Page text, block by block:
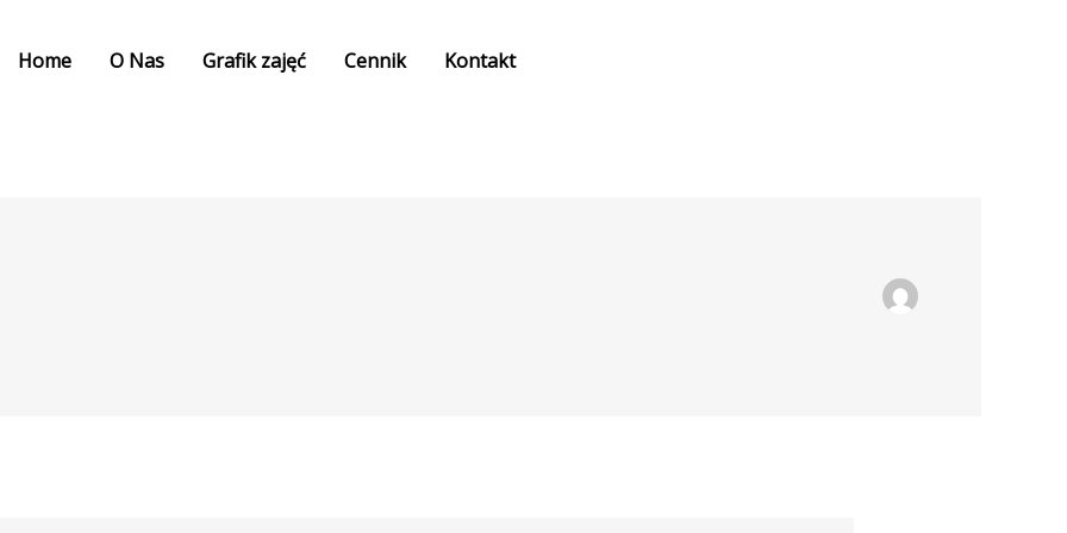
Home O Nas Grafik zajęć Cennik Kontakt